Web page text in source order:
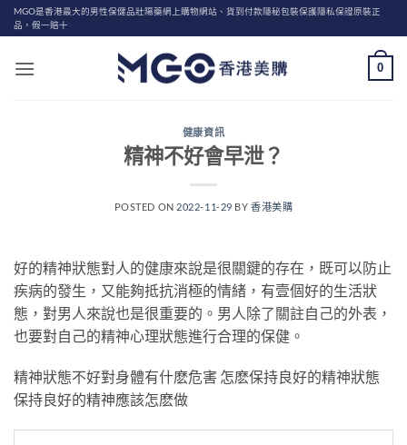
Skip
to
MGO是香港最大的男性保健品壯陽藥網上購物網站、貨到付款隱秘包裝保護隱私保證原裝正
品，假一賠十
0
健康資訊
精神不好會早泄？
POSTED ON 2022-11-29 BY香港美購
好的精神狀態對人的健康來說是很關鍵的存在，既可以防止
疾病的發生，又能夠抵抗消極的情緒，有壹個好的生活狀
態，對男人來說也是很重要的。男人除了關註自己的外表，
也要對自己的精神心理狀態進行合理的保健。
精神狀態不好對身體有什麽危害 怎麽保持良好的精神狀態
保持良好的精神應該怎麽做